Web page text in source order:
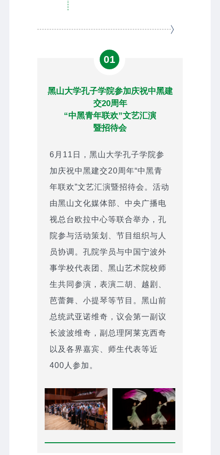
01
黑山大学孔子学院参加庆祝中黑建
交20周年
“中黑青年联欢”文艺汇演
暨招待会
6月11日，黑山大学孔子学院参
加庆祝中黑建交20周年“中黑青
年联欢”文艺汇演暨招待会。活动
由黑山文化媒体部、中央广播电
视总台欧拉中心等联合举办，孔
院参与活动策划、节目组织与人
员协调。孔院学员与中国宁波外
事学校代表团、黑山艺术院校师
生共同参演，表演二胡、越剧、
芭蕾舞、小提琴等节目。黑山前
总统武亚诺维奇，议会第一副议
长波波维奇，副总理阿莱克西奇
以及各界嘉宾、师生代表等近
400人参加。